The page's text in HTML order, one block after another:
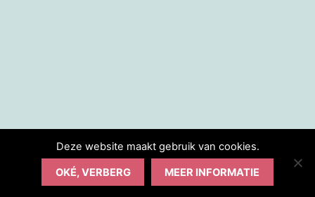
Deze website maakt gebruik van cookies.
OKÉ, VERBERG MEER INFORMATIE